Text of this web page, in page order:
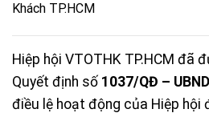
Khách TP.HCM
Hiệp hội VTOTHK TP.HCM đã
Quyết định số 1037/QĐ – UBND
điều lệ hoạt động của Hiệp hội